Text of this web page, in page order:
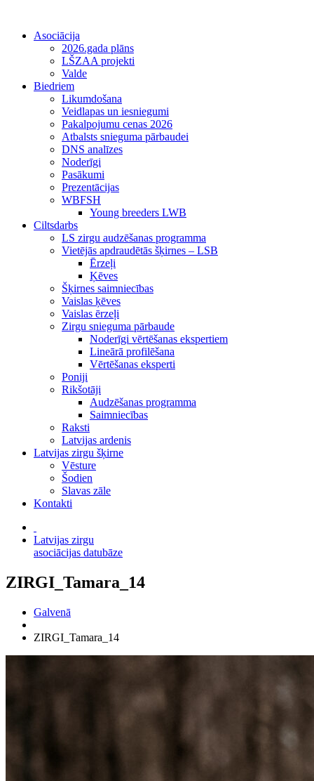
Asociācija
2026.gada plāns
LŠZAA projekti
Valde
Biedriem
Likumdošana
Veidlapas un iesniegumi
Pakalpojumu cenas 2026
Atbalsts snieguma pārbaudei
DNS analīzes
Noderīgi
Pasākumi
Prezentācijas
WBFSH
Young breeders LWB
Ciltsdarbs
LS zirgu audzēšanas programma
Vietējās apdraudētās šķirnes – LSB
Ērzeļi
Ķēves
Šķirnes saimniecības
Vaislas ķēves
Vaislas ērzeļi
Zirgu snieguma pārbaude
Noderīgi vērtēšanas ekspertiem
Lineārā profilēšana
Vērtēšanas eksperti
Poniji
Rikšotāji
Audzēšanas programma
Saimniecības
Raksti
Latvijas ardenis
Latvijas zirgu šķirne
Vēsture
Šodien
Slavas zāle
Kontakti
Latvijas zirgu
asociācijas datubāze
ZIRGI_Tamara_14
Galvenā
ZIRGI_Tamara_14